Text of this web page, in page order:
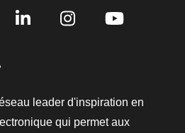
leader d'inspiration en
qui permet aux